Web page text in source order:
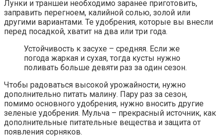
Лунки и траншеи необходимо заранее приготовить,
заправить перегноем, калийной солью, золой или
другими вариантами. Те удобрения, которые вы внесли
перед посадкой, хватит на два или три года.
Устойчивость к засухе – средняя. Если же
погода жаркая и сухая, тогда кусты нужно
поливать больше девяти раз за один сезон.
Чтобы радоваться высокой урожайности, нужно
дополнительно питать малину. Пару раз за сезон,
помимо основного удобрения, нужно вносить другие
зеленые удобрения. Мульча – прекрасный источник, как
дополнительные питательные вещества и защита от
появления сорняков.